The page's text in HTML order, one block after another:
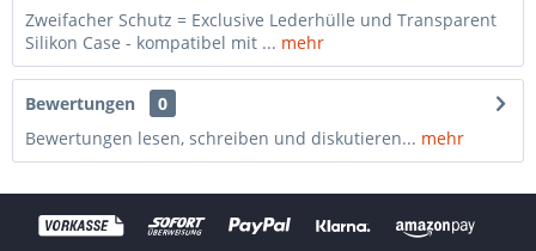
Zweifacher Schutz = Exclusive Lederhülle und Transparent
Silikon Case - kompatibel mit ... mehr
Bewertungen
0
Bewertungen lesen, schreiben und diskutieren... mehr